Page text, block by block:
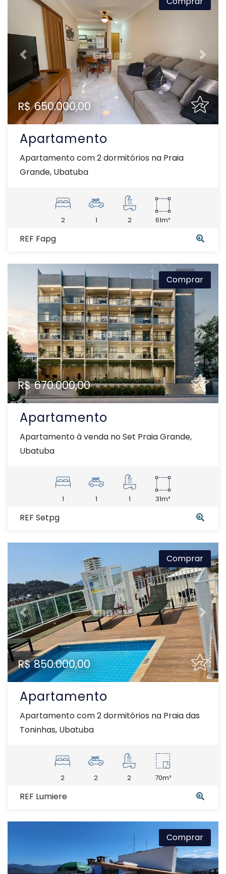
Previous Next
R$ 650.000,00
Apartamento
Apartamento com 2 dormitórios na Praia
Grande, Ubatuba
2 1 2 61m²
REF Fapg
Previous Next
Comprar
R$ 670.000,00
Apartamento
Apartamento à venda no Set Praia Grande,
Ubatuba
1 1 1 31m²
REF Setpg
Previous Next
Comprar
R$ 850.000,00
Apartamento
Apartamento com 2 dormitórios na Praia das
Toninhas, Ubatuba
2 2 2 70m²
REF Lumiere
Comprar